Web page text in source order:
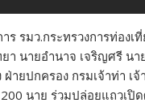
รมว.กระทรวงการท่อง
นายอำนาจ เจริญศรี นา
ายปกครอง กรมเจ้าท่า เ
นาย ร่วมปล่อยแถวเ